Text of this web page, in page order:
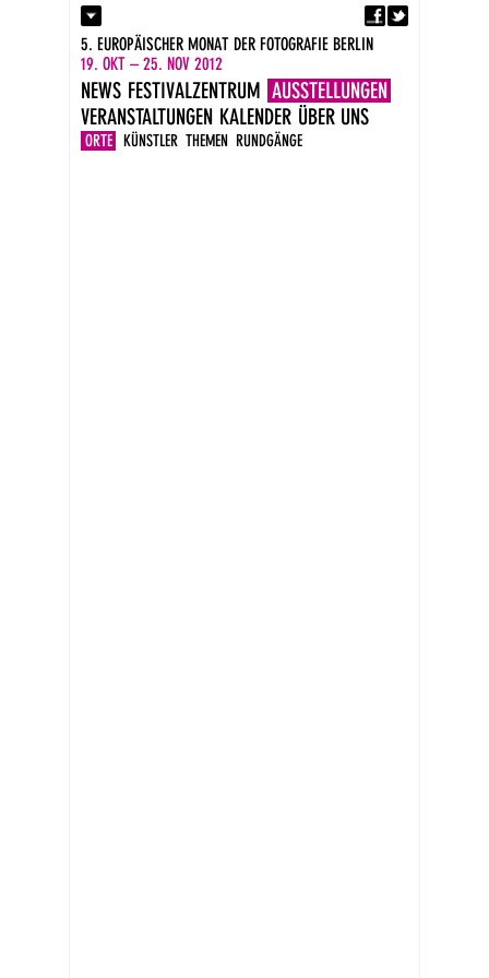
Kontakt
Presse
Impressum
DE
EN
5. EUROPÄISCHER MONAT DER FOTOGRAFIE BERLIN
19. OKT – 25. NOV 2012
NEWS FESTIVALZENTRUM AUSSTELLUNGEN
ORTE KÜNSTLER THEMEN RUNDGÄNGE
VERANSTALTUNGEN KALENDER ÜBER UNS